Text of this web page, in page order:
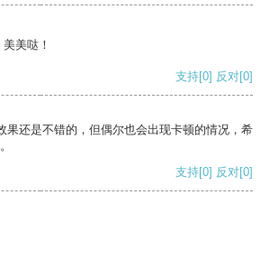
美哒！
支持[0] 反对[0]
果还是不错的，但偶尔也会出现卡顿的情况，希
支持[0] 反对[0]